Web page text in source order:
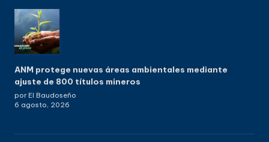
ANM protege nuevas áreas ambientales mediante
ajuste de 800 títulos mineros
por El Baudoseño
6 agosto, 2026